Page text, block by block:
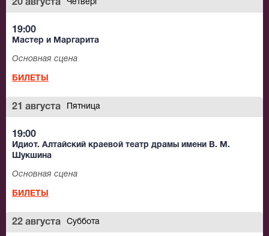
20 августа Четверг
19:00
Мастер и Маргарита
Основная сцена
БИЛЕТЫ
21 августа Пятница
19:00
Идиот. Алтайский краевой театр драмы имени В. М.
Шукшина
Основная сцена
БИЛЕТЫ
22 августа Суббота